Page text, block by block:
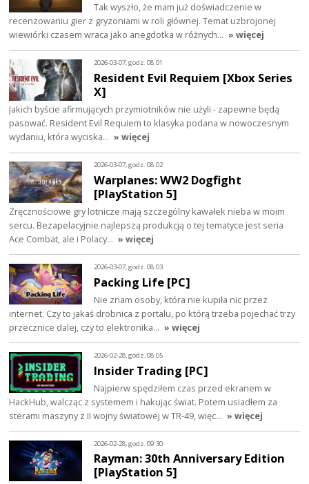
Tak wyszło, że mam już doświadczenie w
recenzowaniu gier z gryzoniami w roli głównej. Temat uzbrojonej
wiewiórki czasem wraca jako anegdotka w różnych… » więcej
2026-03-07, godz. 08:01
Resident Evil Requiem [Xbox Series
X]
Jakich byście afirmujących przymiotników nie użyli - zapewne będą
pasować. Resident Evil Requiem to klasyka podana w nowoczesnym
wydaniu, która wyciska… » więcej
2026-03-07, godz. 08:02
Warplanes: WW2 Dogfight
[PlayStation 5]
Zręcznościowe gry lotnicze mają szczególny kawałek nieba w moim
sercu. Bezapelacyjnie najlepszą produkcją o tej tematyce jest seria
Ace Combat, ale i Polacy… » więcej
2026-03-07, godz. 08:03
Packing Life [PC]
Nie znam osoby, która nie kupiła nic przez
internet. Czy to jakaś drobnica z portalu, po którą trzeba pojechać trzy
przecznice dalej, czy to elektronika… » więcej
2026-02-28, godz. 08:05
Insider Trading [PC]
Najpierw spędziłem czas przed ekranem w
HackHub, walcząc z systemem i hakując świat. Potem usiadłem za
sterami maszyny z II wojny światowej w TR-49, więc… » więcej
2026-02-28, godz. 09:30
Rayman: 30th Anniversary Edition
[PlayStation 5]